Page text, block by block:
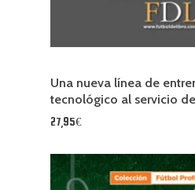
Una nueva línea de
tecnológico al servicio
27,95€